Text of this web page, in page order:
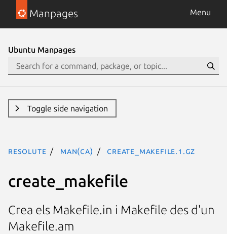
Manpages Menu
Ubuntu Manpages
Toggle side navigation
resolute man(ca) create_makefile.1.gz
create_makefile
Crea els Makefile.in i Makefile des d'un
Makefile.am